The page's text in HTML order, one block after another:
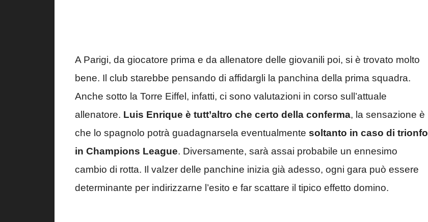
A Parigi, da giocatore prima e da allenatore delle giovanili poi, si è trovato molto
bene. Il club starebbe pensando di affidargli la panchina della prima squadra.
Anche sotto la Torre Eiffel, infatti, ci sono valutazioni in corso sull’attuale
allenatore. Luis Enrique è tutt’altro che certo della conferma, la sensazione è
che lo spagnolo potrà guadagnarsela eventualmente soltanto in caso di trionfo
in Champions League. Diversamente, sarà assai probabile un ennesimo
cambio di rotta. Il valzer delle panchine inizia già adesso, ogni gara può essere
determinante per indirizzarne l’esito e far scattare il tipico effetto domino.